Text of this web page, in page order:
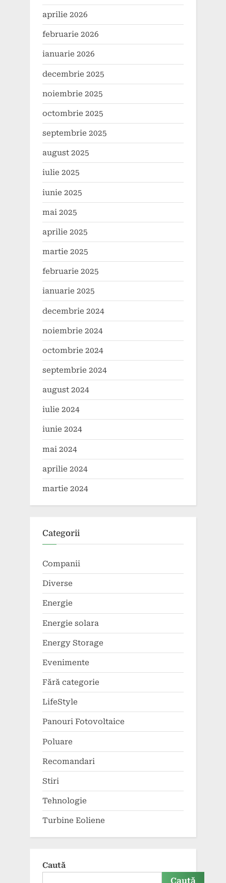
aprilie 2026
februarie 2026
ianuarie 2026
decembrie 2025
noiembrie 2025
octombrie 2025
septembrie 2025
august 2025
iulie 2025
iunie 2025
mai 2025
aprilie 2025
martie 2025
februarie 2025
ianuarie 2025
decembrie 2024
noiembrie 2024
octombrie 2024
septembrie 2024
august 2024
iulie 2024
iunie 2024
mai 2024
aprilie 2024
martie 2024
Categorii
Companii
Diverse
Energie
Energie solara
Energy Storage
Evenimente
Fără categorie
LifeStyle
Panouri Fotovoltaice
Poluare
Recomandari
Stiri
Tehnologie
Turbine Eoliene
Caută
Caută